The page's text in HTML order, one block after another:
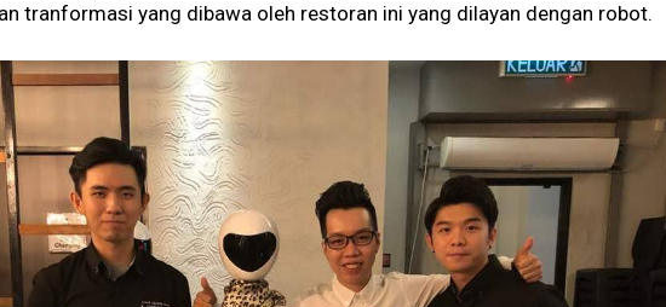
tranformasi yang dibawa oleh restoran ini yang dilayan dengan robot.